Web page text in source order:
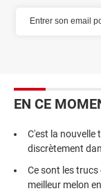
EN CE
C'est la nouvelle
discrètement
Ce sont les
meilleur melon